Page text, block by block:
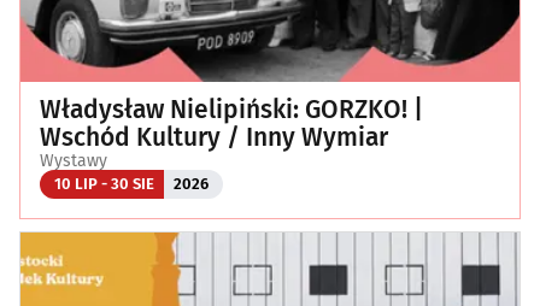
Władysław Nielipiński: GORZKO! |
Wschód Kultury / Inny Wymiar
Wystawy
10 LIP - 30 SIE 2026